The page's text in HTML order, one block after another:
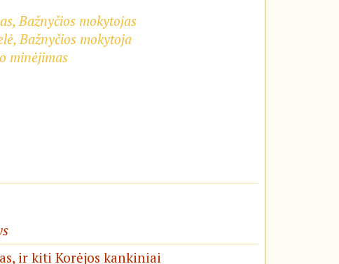
Bažnyčios mokytojas
Bažnyčios mokytoja
minėjimas
ir kiti Korėjos kankiniai